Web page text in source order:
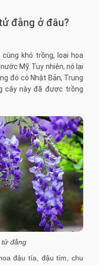
đằng ở đâu?
khó trồng, loại hoa
Mỹ. Tuy nhiên, nó lại
đó có Nhật Bản, Trung
cây này đã được trồng
tử đằng
đậu tía, đậu tím, chu